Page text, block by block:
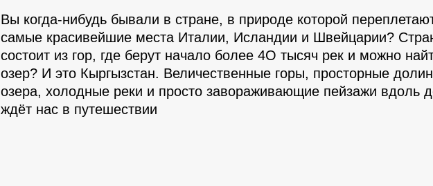
Вы когда-нибудь бывали в стране, в природе которой
самые красивейшие места Италии, Исландии и Швейцарии?
состоит из гор, где берут начало более 4О тысяч рек и можно
озер? И это Кыргызстан. Величественные горы, просторные
озера, холодные реки и просто завораживающие пейзажи вдоль
ждёт нас в путешествии